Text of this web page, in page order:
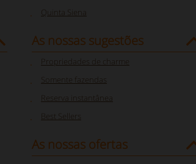
Quinta Siena
As nossas sugestões
Propriedades de charme
Somente fazendas
Reserva instantânea
Best Sellers
As nossas ofertas